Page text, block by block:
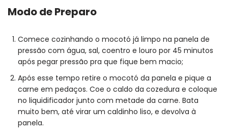
Modo de Preparo
Comece cozinhando o mocotó já limpo na panela de
pressão com água, sal, coentro e louro por 45 minutos
após pegar pressão pra que fique bem macio;
Após esse tempo retire o mocotó da panela e pique a
carne em pedaços. Coe o caldo da cozedura e coloque
no liquidificador junto com metade da carne. Bata
muito bem, até virar um caldinho liso, e devolva à
panela.